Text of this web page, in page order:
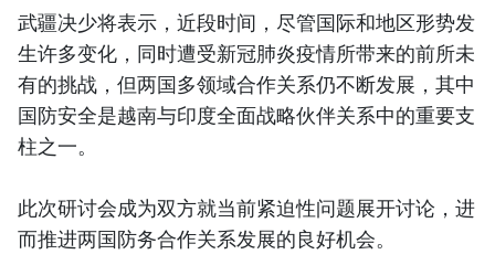
武疆决少将表示，近段时间，尽管国际和地区形势发
生许多变化，同时遭受新冠肺炎疫情所带来的前所未
有的挑战，但两国多领域合作关系仍不断发展，其中
国防安全是越南与印度全面战略伙伴关系中的重要支
柱之一。
此次研讨会成为双方就当前紧迫性问题展开讨论，进
而推进两国防务合作关系发展的良好机会。